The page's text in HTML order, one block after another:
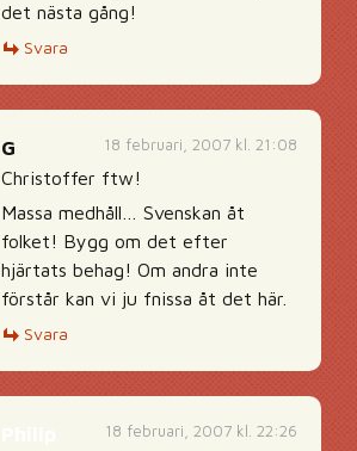
det nästa gång!
Svara
18 februari, 2007 kl. 21:08
G
Christoffer ftw!
Massa medhåll… Svenskan åt
folket! Bygg om det efter
hjärtats behag! Om andra inte
förstår kan vi ju fnissa åt det här.
Svara
18 februari, 2007 kl. 22:26